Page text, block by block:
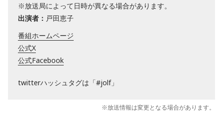
※放送局によって日時が異なる場合があります。
出演者： 戸田恵子
番組ホームページ
公式X
公式Facebook
twitterハッシュタグは「#jolf」
※放送情報は変更となる場合があります。